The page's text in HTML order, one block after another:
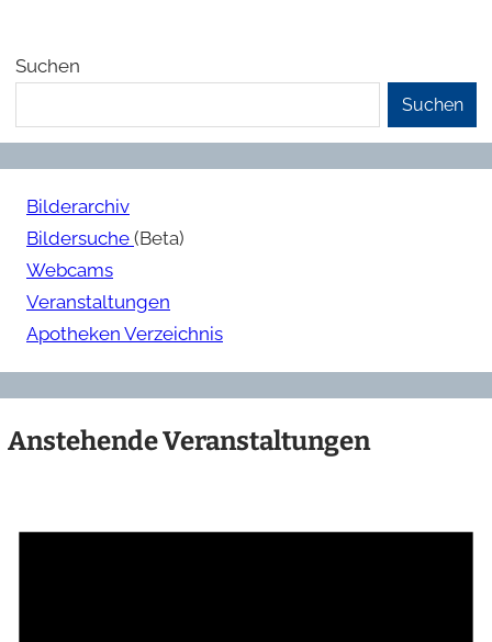
Suchen
Suchen
Bilderarchiv
Bildersuche (Beta)
Webcams
Veranstaltungen
Apotheken Verzeichnis
Anstehende Veranstaltungen